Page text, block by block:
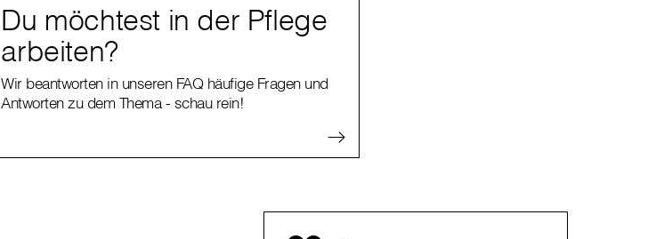
Du möchtest in der Pflege
arbeiten?
Wir beantworten in unseren FAQ häufige Fragen und
Antworten zu dem Thema - schau rein!